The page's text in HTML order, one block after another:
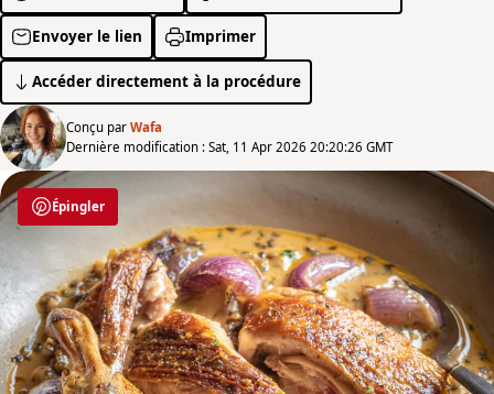
Envoyer le lien Imprimer
Accéder directement à la procédure
Conçu par Wafa
Dernière modification : Sat, 11 Apr 2026 20:20:26 GMT
Épingler